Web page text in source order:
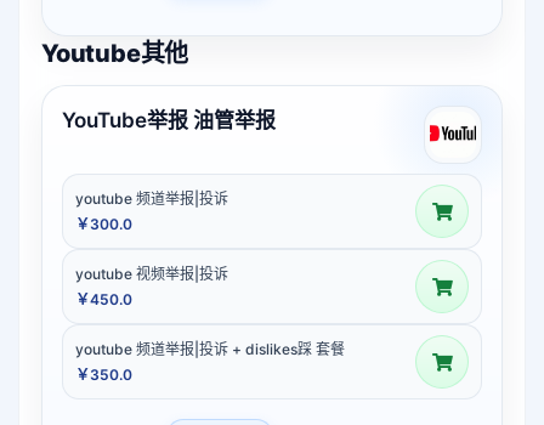
Youtube其他
YouTube举报 油管举报
youtube 频道举报|投诉
￥300.0
youtube 视频举报|投诉
￥450.0
youtube 频道举报|投诉 + dislikes踩 套餐
￥350.0